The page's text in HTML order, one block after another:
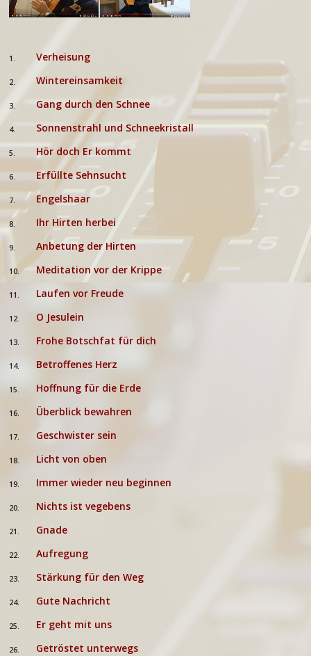
1. Verheisung
2. Wintereinsamkeit
3. Gang durch den Schnee
4. Sonnenstrahl und Schneekristall
5. Hör doch Er kommt
6. Erfüllte Sehnsucht
7. Engelshaar
8. Ihr Hirten herbei
9. Anbetung der Hirten
10. Meditation vor der Krippe
11. Laufen vor Freude
12. O Jesulein
13. Frohe Botschfat für dich
14. Betroffenes Herz
15. Hoffnung für die Erde
16. Überblick bewahren
17. Geschwister sein
18. Licht von oben
19. Immer wieder neu beginnen
20. Nichts ist vegebens
21. Gnade
22. Aufregung
23. Stärkung für den Weg
24. Gute Nachricht
25. Er geht mit uns
26. Getröstet unterwegs